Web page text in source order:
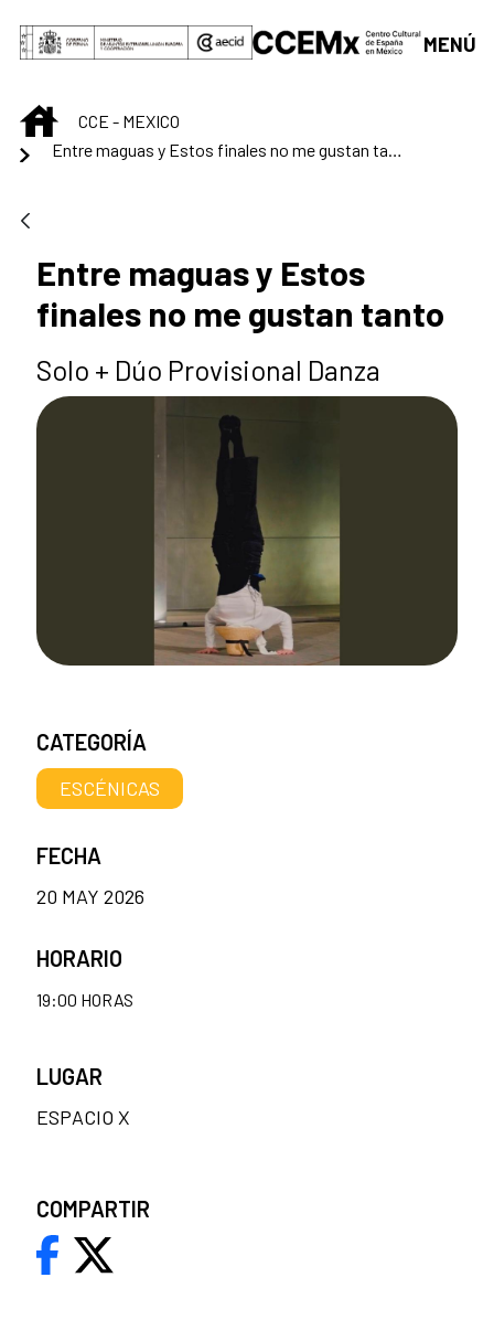
Skip to Main Content
MENÚ
INICIOCCE - MEXICO
Entre maguas y Estos finales no me gustan tanto
Entre maguas y Estos
finales no me gustan tanto
Solo + Dúo Provisional Danza
CATEGORÍA
ESCÉNICAS
FECHA
20 MAY 2026
HORARIO
19:00 HORAS
LUGAR
ESPACIO X
COMPARTIR